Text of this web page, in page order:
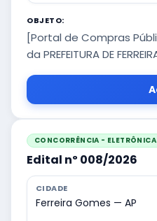
OBJETO:
[Portal de Compras
da PREFEITURA DE
CONCORRÊNCIA - ELETRÔNICA
Edital nº 008/2026
CIDADE
Ferreira Gomes — AP